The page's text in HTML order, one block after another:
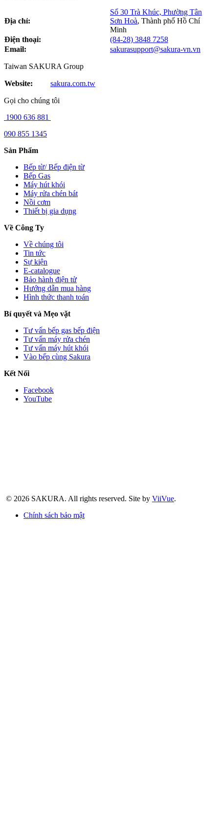
Địa chỉ:
Số 30 Trà Khúc, Phường Tân
Sơn Hoà, Thành phố Hồ Chí
Minh
Điện thoại:
(84-28) 3848 7258
Email:
sakurasupport@sakura-vn.vn
Taiwan SAKURA Group
Website: sakura.com.tw
Gọi cho chúng tôi
1900 636 881
090 855 1345
Sản Phẩm
Bếp từ/ Bếp điện từ
Bếp Gas
Máy hút khói
Máy rửa chén bát
Nồi cơm
Thiết bị gia dụng
Về Công Ty
Về chúng tôi
Tin tức
Sự kiện
E-catalogue
Bảo hành điện tử
Hướng dẫn mua hàng
Hình thức thanh toán
Bí quyết và Mẹo vặt
Tư vấn bếp gas bếp điện
Tư vấn máy rửa chén
Tư vấn máy hút khói
Vào bếp cùng Sakura
Kết Nối
Facebook
YouTube
© 2026 SAKURA. All rights reserved. Site by ViiVue.
Chính sách bảo mật